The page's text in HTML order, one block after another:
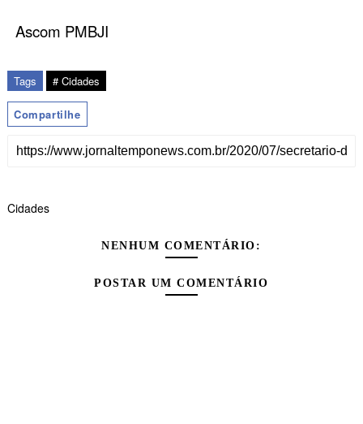
Ascom PMBJI
Tags # Cidades
Compartilhe
Cidades
NENHUM COMENTÁRIO:
POSTAR UM COMENTÁRIO